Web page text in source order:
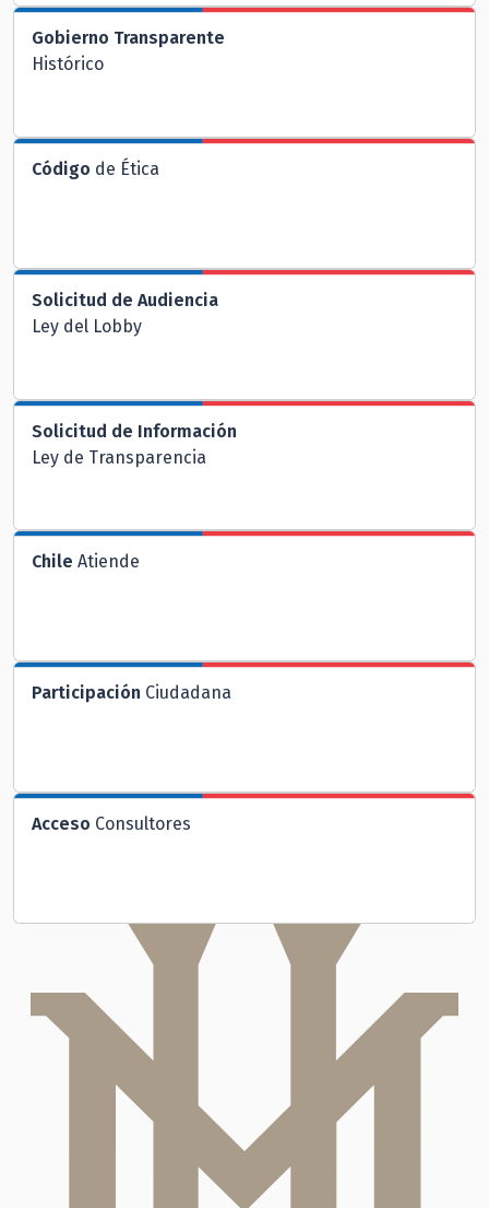
Gobierno Transparente
Histórico
Código de Ética
Solicitud de Audiencia
Ley del Lobby
Solicitud de Información
Ley de Transparencia
Chile Atiende
Participación Ciudadana
Acceso Consultores